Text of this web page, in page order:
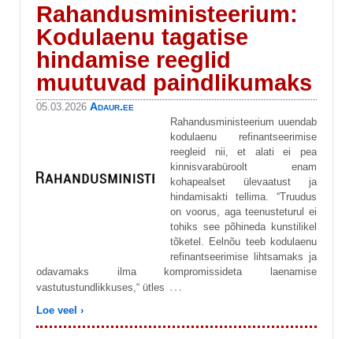
Rahandusministeerium:
Kodulaenu tagatise
hindamise reeglid
muutuvad paindlikumaks
05.03.2026 Adaur.ee
Rahandusministeerium uuendab
kodulaenu refinantseerimise
reegleid nii, et alati ei pea
kinnisvarabüroolt enam
kohapealset ülevaatust ja
hindamisakti tellima. “Truudus
on voorus, aga teenusteturul ei
tohiks see põhineda kunstilikel
tõketel. Eelnõu teeb kodulaenu
refinantseerimise lihtsamaks ja
odavamaks ilma kompromissideta laenamise
vastutustundlikkuses,“ ütles …
Loe veel ›